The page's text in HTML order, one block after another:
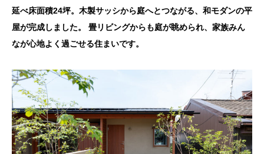
延べ床面積24坪。木製サッシから庭へとつながる、和モダンの平
屋が完成しました。 畳リビングからも庭が眺められ、家族みん
なが心地よく過ごせる住まいです。